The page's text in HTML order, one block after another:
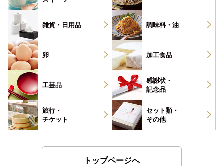
雑貨・ 日用品 調味料・ 油
卵 加工食品
工芸品
感謝状・
記念品
旅行・
チケット
セット類・
その他
トップページへ